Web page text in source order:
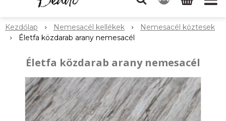
Kezdőlap Nemesacél kellékek
Nemesacél köztesek
Életfa közdarab arany nemesacél
Életfa közdarab arany nemesacél